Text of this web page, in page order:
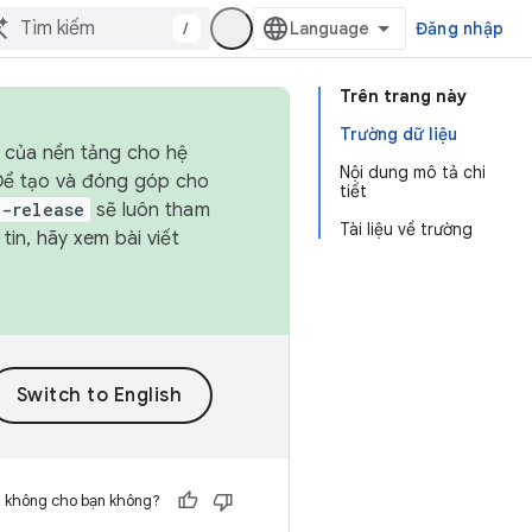
/ Đăng nhập
Trên trang này
Trường dữ liệu
Nội dung mô tả chi
tiết
Tài liệu về trường
nền tảng cho hệ
tạo và đóng góp cho
release sẽ luôn tham
hãy xem bài viết
cho bạn không?